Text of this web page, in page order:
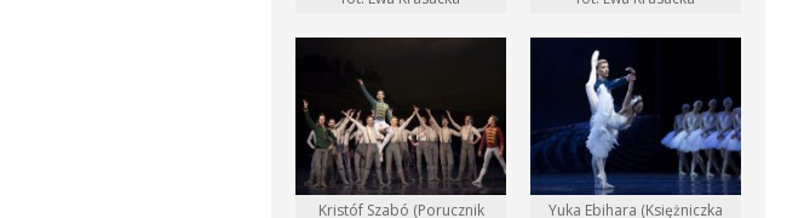
Kristóf Szabó (Porucznik
Yuka Ebihara (Księżniczka